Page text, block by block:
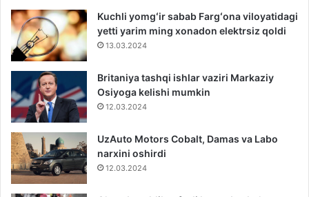
Kuchli yomgʻir sabab Fargʻona viloyatidagi
yetti yarim ming xonadon elektrsiz qoldi
13.03.2024
Britaniya tashqi ishlar vaziri Markaziy
Osiyoga kelishi mumkin
12.03.2024
UzAuto Motors Cobalt, Damas va Labo
narxini oshirdi
12.03.2024